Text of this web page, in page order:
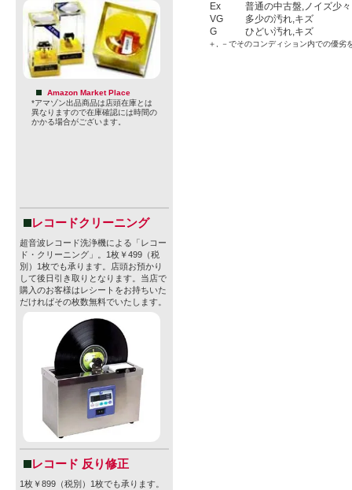
Amazon Market Place
*アマゾン出品商品は店頭在庫とは
異なりますので在庫確認には時間の
かかる場合がございます。
レコードクリーニング
超音波レコード洗浄機による「レコー
ド・クリーニング」。1枚￥499（税
別）1枚でも承ります。店頭お預かり
して後日引き取りとなります。当店で
購入のお客様はレシートをお持ちいた
だければその枚数無料でいたします。
レコード 反り修正
1枚￥899（税別）1枚でも承ります。
Ex
普通の中古盤,ノイズ少々
VG
多少の汚れ,キズ
G
ひどい汚れ,キズ
＋, －でそのコンディション内での優劣